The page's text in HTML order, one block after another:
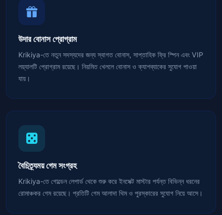
উদার বোনাস প্রোগ্রাম
Krikiya-তে নতুন সদস্যদের জন্য স্বাগত বোনাস, সাপ্তাহিক ফ্রি স্পিন এবং VIP
লয়্যালটি প্রোগ্রাম রয়েছে। নিয়মিত খেললে বোনাস ও ক্যাশব্যাকের সুযোগ পাওয়া
যায়।
বৈচিত্র্যময় গেম সংগ্রহ
Krikiya-তে গোল্ডেন লেপার্ড থেকে শুরু করে ইনসেক্ট মাস্টার পর্যন্ত বিভিন্ন ধরনের
রোমাঞ্চকর গেম রয়েছে। প্রতিটি গেম আলাদা থিম ও পুরস্কারের সুযোগ নিয়ে আসে।